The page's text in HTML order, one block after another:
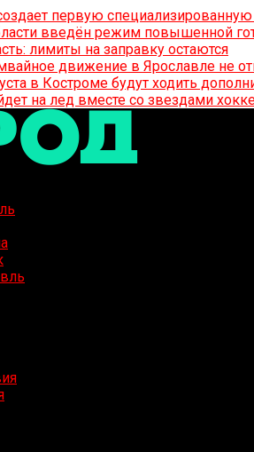
первую
введён режим повышенной
лимиты на заправку остаются
движение в Ярославле не
в Костроме будут ходить
на лед вместе со звездами